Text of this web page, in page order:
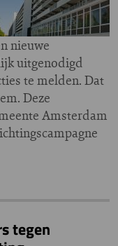
nieuwe
uitgenodigd
te melden. Dat
Deze
Amsterdam
tegen